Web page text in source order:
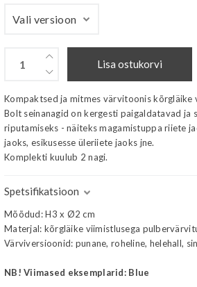
Lisa ostukorvi
Kompaktsed ja mitmes värvitoonis kõrgläike
Bolt seinanagid on kergesti paigaldatavad
riputamiseks - näiteks magamistuppa riiete
jaoks, esikusesse üleriiete jaoks jne.
Komplekti kuulub 2 nagi.
Spetsifikatsioon
Mõõdud: H3 x Ø2 cm
Materjal: kõrgläike viimistlusega
Värviversioonid: punane, roheline, helehall,
NB! Viimased eksemplarid: Blue